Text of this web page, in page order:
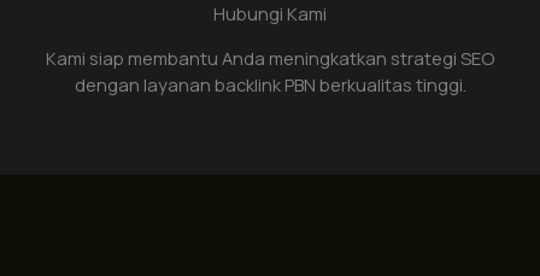
Hubungi Kami
Kami siap membantu Anda meningkatkan strategi SEO
dengan layanan backlink PBN berkualitas tinggi.